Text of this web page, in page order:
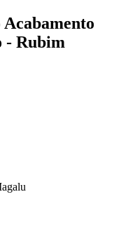
- Rubim